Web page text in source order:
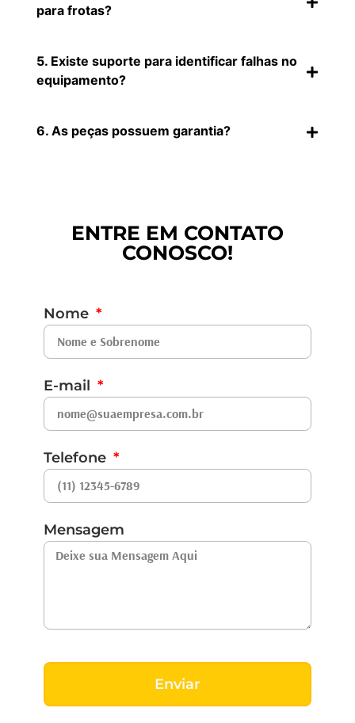
para frotas?
5. Existe suporte para identificar falhas no
equipamento?
6. As peças possuem garantia?
ENTRE EM CONTATO
CONOSCO!
Nome
E-mail
Telefone
Mensagem
Enviar